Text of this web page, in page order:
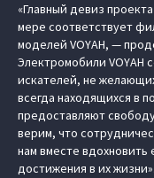
«Главный девиз
мере соответствует
моделей VOYAH, —
Электромобили VOYAH
искателей, не
всегда находящихся в
предоставляют
верим, что
нам вместе
достижения в их жизни».